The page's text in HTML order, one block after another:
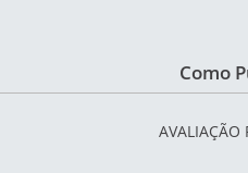
Como
AVALIAÇÃO